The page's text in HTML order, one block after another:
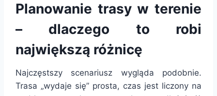
Planowanie trasy w terenie
– dlaczego to robi
największą różnicę
Najczęstszy scenariusz wygląda podobnie.
Trasa „wydaje się” prosta, czas jest liczony na